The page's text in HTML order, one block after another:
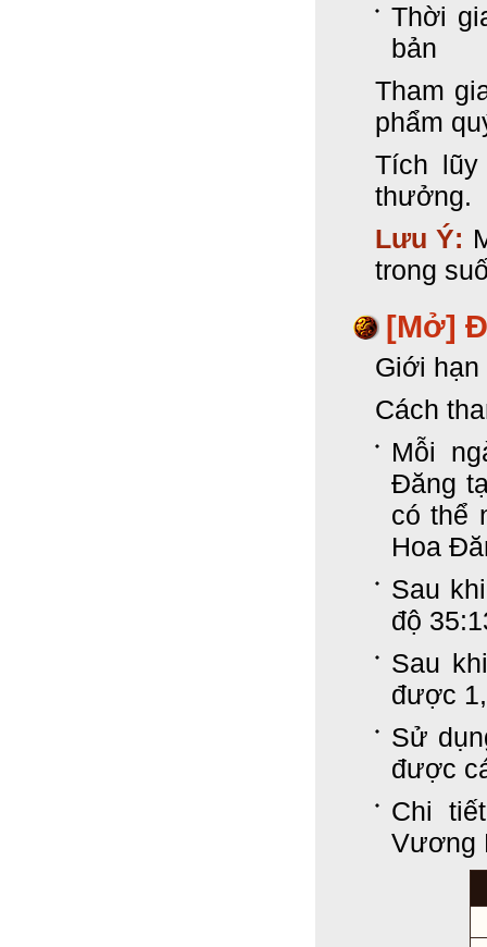
Thời
bản
Tham
phẩm
Tích
thưởng.
Lưu Ý:
trong
[Mở]
Giới hạn
Cách
Mỗi
Đăng
có thể
Hoa
Sau
độ
Sau
được
Sử
được
Chi
Vương